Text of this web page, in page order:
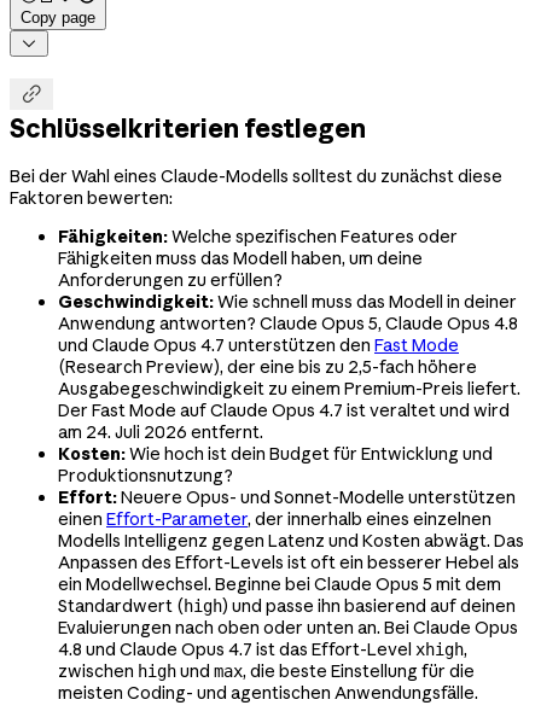
Copy page


Schlüsselkriterien festlegen
Bei der Wahl eines Claude-Modells solltest du zunächst diese
Faktoren bewerten:
Fähigkeiten:Welche spezifischen Features oder
Fähigkeiten muss das Modell haben, um deine
Anforderungen zu erfüllen?
Geschwindigkeit:Wie schnell muss das Modell in deiner
Anwendung antworten? Claude Opus 5, Claude Opus 4.8
und Claude Opus 4.7 unterstützen den Fast Mode
(Research Preview), der eine bis zu 2,5-fach höhere
Ausgabegeschwindigkeit zu einem Premium-Preis liefert.
Der Fast Mode auf Claude Opus 4.7 ist veraltet und wird
am 24. Juli 2026 entfernt.
Kosten:Wie hoch ist dein Budget für Entwicklung und
Produktionsnutzung?
Effort:Neuere Opus- und Sonnet-Modelle unterstützen
einen Effort-Parameter, der innerhalb eines einzelnen
Modells Intelligenz gegen Latenz und Kosten abwägt. Das
Anpassen des Effort-Levels ist oft ein besserer Hebel als
ein Modellwechsel. Beginne bei Claude Opus 5 mit dem
Standardwert (high) und passe ihn basierend auf deinen
Evaluierungen nach oben oder unten an. Bei Claude Opus
4.8 und Claude Opus 4.7 ist das Effort-Level xhigh,
zwischen highund max, die beste Einstellung für die
meisten Coding- und agentischen Anwendungsfälle.